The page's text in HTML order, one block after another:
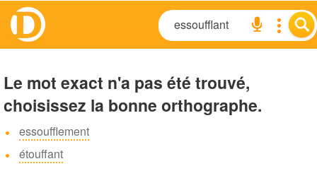
Le mot exact n'a pas été trouvé,
choisissez la bonne orthographe.
essoufflement
étouffant